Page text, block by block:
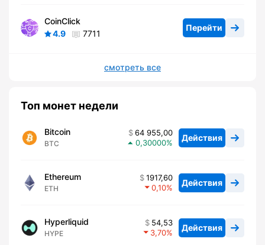
CoinClick
4.9
7711
Перейти
смотреть все
Топ монет недели
Bitcoin
BTC
64 955,00
0,30000
Действия
Ethereum
ETH
1917,60
0,10
Действия
Hyperliquid
HYPE
54,53
3,70
Действия